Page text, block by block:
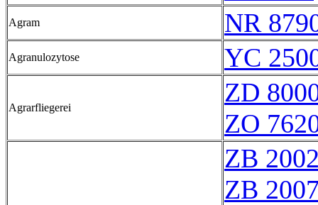
Agram NR
Agranulozytose YC
Agrarfliegerei
ZD
ZO
ZB
ZB